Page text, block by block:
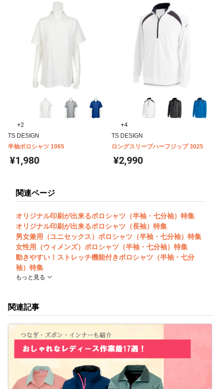
+2
TS DESIGN
半袖ポロシャツ 1065
¥1,980
+4
TS DESIGN
ロングスリーブハーフジップ 3025
¥2,990
関連ページ
オリジナル印刷が出来るポロシャツ（半袖・七分袖）特集
オリジナル印刷が出来るポロシャツ（長袖）特集
男女兼用（ユニセックス）ポロシャツ（半袖・七分袖）特集
女性用（ウィメンズ）ポロシャツ（半袖・七分袖）特集
動きやすい！ストレッチ機能付きポロシャツ（半袖・七分
袖）特集
もっと見る
関連記事